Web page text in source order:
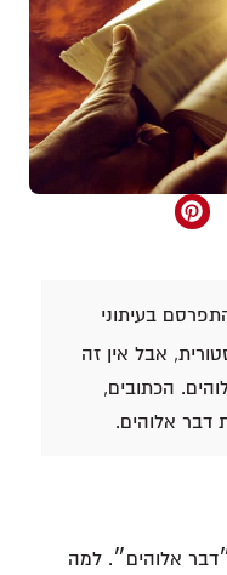
בעיתוני
אבל אין זה
הכתובים,
דבר אלוהים.
אלוהים״. למה